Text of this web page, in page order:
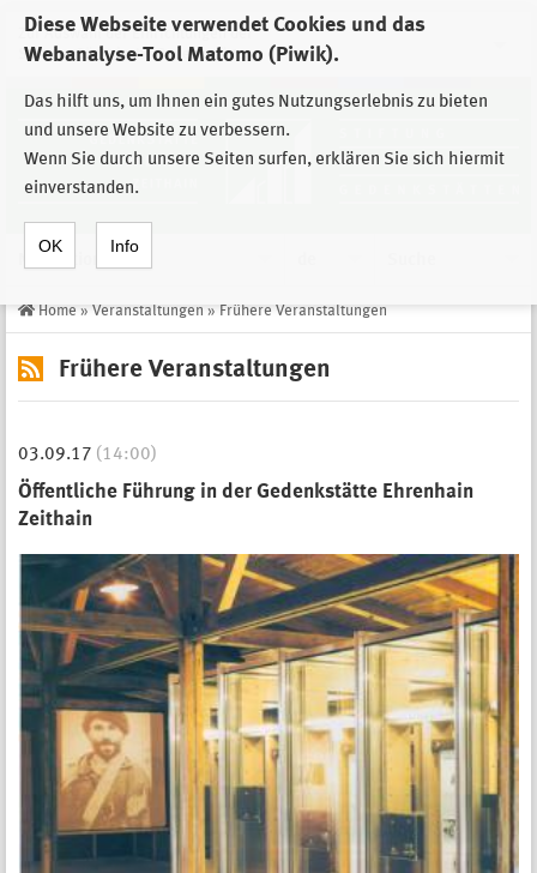
Diese Webseite verwendet Cookies und das
Webanalyse-Tool Matomo (Piwik).
Das hilft uns, um Ihnen ein gutes Nutzungserlebnis zu bieten
und unsere Website zu verbessern.
Wenn Sie durch unsere Seiten surfen, erklären Sie sich hiermit
einverstanden.
OK Info
Zur Auswahl der Einrichtungen der
Stiftung Sächsische Gedenkstätten
Home » Veranstaltungen » Frühere Veranstaltungen
Frühere Veranstaltungen
03.09.17 (14:00)
Öffentliche Führung in der Gedenkstätte Ehrenhain
Zeithain